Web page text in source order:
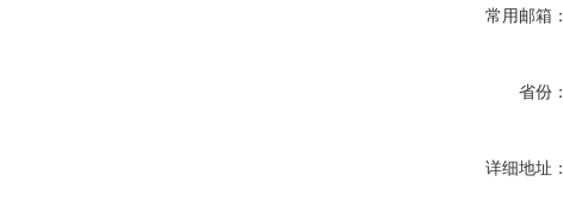
常用邮箱：
省份：
详细地址：